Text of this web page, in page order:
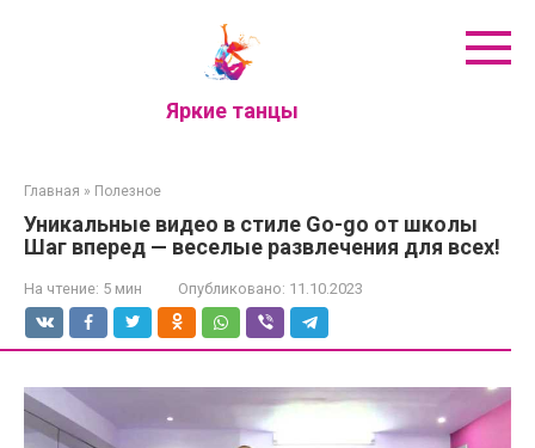
Яркие танцы
Главная » Полезное
Уникальные видео в стиле Go-go от школы
Шаг вперед — веселые развлечения для всех!
На чтение: 5 мин Опубликовано: 11.10.2023